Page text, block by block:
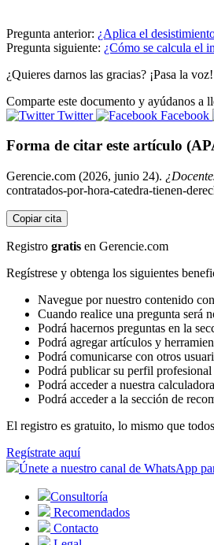
Pregunta anterior: ¿Aplica el
Pregunta siguiente: ¿Cómo se calcula el
¿Quieres darnos las gracias? ¡Pasa la voz!
Comparte este documento y ayúdanos a
Twitter
Facebook
Forma de citar este artículo
Gerencie.com (2026, junio 24).
contratados-por-hora-catedra-tienen-
Copiar cita
Registro gratis en Gerencie.com
Regístrese y obtenga los siguientes
Navegue por nuestro contenido
Cuando realice una pregunta será
Podrá hacernos preguntas en la
Podrá agregar artículos y
Podrá comunicarse con otros
Podrá publicar su perfil profesional
Podrá acceder a nuestra
Podrá acceder a la sección de
El registro es gratuito, lo mismo que
Regístrate aquí
Únete a nuestro canal de WhatsApp
Consultoría
Recomendados
Contacto